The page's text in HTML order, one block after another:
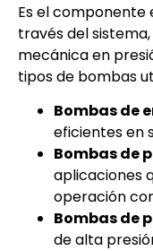
Es el componente
través del
mecánica en
tipos de bombas
Bombas de
eficientes en
Bombas de
aplicaciones
operación
Bombas de
de alta